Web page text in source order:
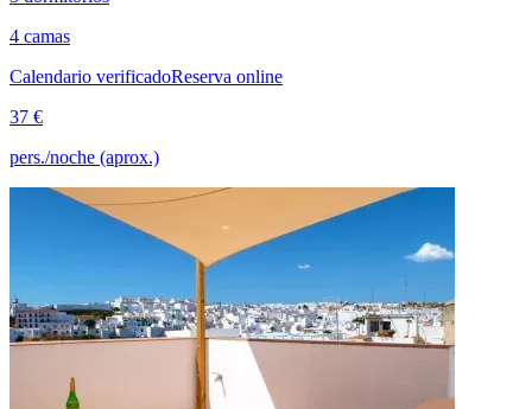
4 camas
Calendario verificadoReserva online
37 €
pers./noche (aprox.)